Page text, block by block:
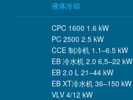
液体冷却
CPC 1600 1.6 kW
PC 2500 2.5 kW
CCE 制冷机 1.1–6.5 kW
EB 冷水机 2.0 6,5–22 kW
EB 2.0 L 21–44 kW
EB XT冷水机 36–150 kW
VLV 4/12 kW